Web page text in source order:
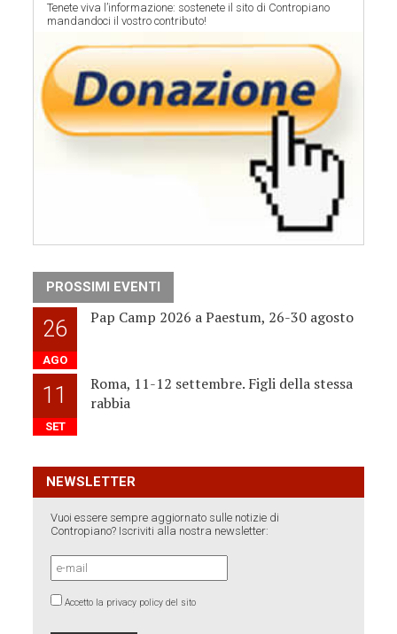
Tenete viva l’informazione: sostenete il sito di Contropiano
mandandoci il vostro contributo!
PROSSIMI EVENTI
26
AGO
Pap Camp 2026 a Paestum, 26-30 agosto
11
SET
Roma, 11-12 settembre. Figli della stessa
rabbia
NEWSLETTER
Vuoi essere sempre aggiornato sulle notizie di
Contropiano? Iscriviti alla nostra newsletter:
Accetto la privacy policy del sito